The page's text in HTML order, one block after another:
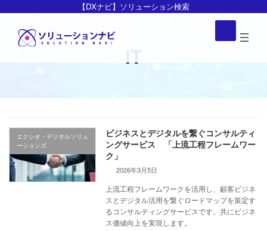
【DXナビ】ソリューション検索
ア
コ
IT
エクシオ・デジタルソリュ
ーションズ
ビジネスとデジタルを繋ぐコンサルティ
ングサービス 「上流工程フレームワー
ク」
2026年3月5日
上流工程フレームワークを活用し、顧客ビジネ
スとデジタル活用を繋ぐロードマップを策定す
るコンサルティングサービスです。共にビジネ
ス価値向上を実現します。